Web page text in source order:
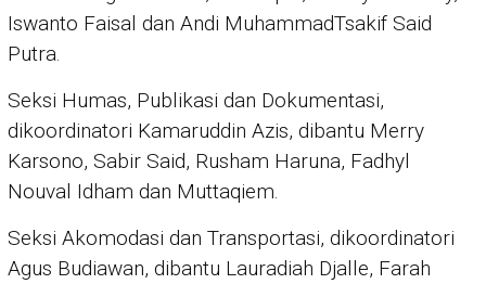
Iswanto Faisal dan Andi MuhammadTsakif Said
Putra.
Seksi Humas, Publikasi dan Dokumentasi,
dikoordinatori Kamaruddin Azis, dibantu Merry
Karsono, Sabir Said, Rusham Haruna, Fadhyl
Nouval Idham dan Muttaqiem.
Seksi Akomodasi dan Transportasi, dikoordinatori
Agus Budiawan, dibantu Lauradiah Djalle, Farah